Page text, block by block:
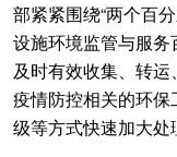
部紧紧围绕“两个百
设施环境监管与服
及时有效收集、转
疫情防控相关的环
级等方式快速加大处